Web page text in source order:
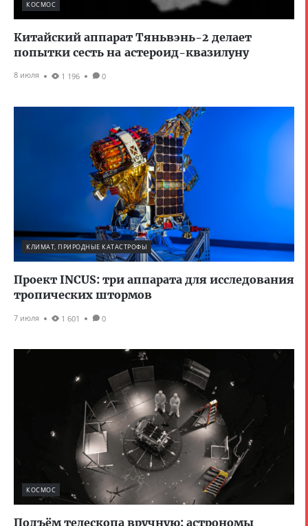
КОСМОС
Китайский аппарат Тяньвэнь-2 делает
попытки сесть на астероид-квазилуну
8 июля 1 196 0
КЛИМАТ, ПРИРОДНЫЕ КАТАСТРОФЫ
Проект INCUS: три аппарата для исследования
тропических штормов
7 июля 1 601 0
КОСМОС
Подъём телескопа вручную: астрономы